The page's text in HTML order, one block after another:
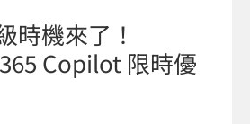
時機來了！
Copilot 限時優